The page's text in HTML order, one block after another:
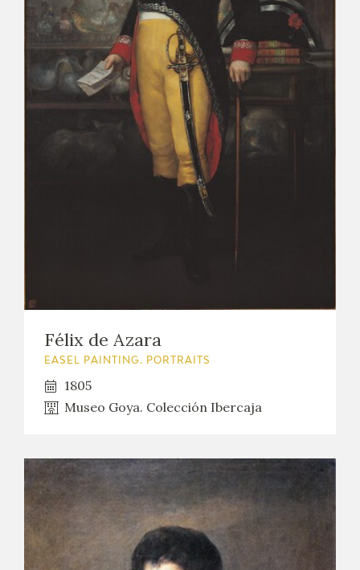
Félix de Azara
EASEL PAINTING. PORTRAITS
1805
Museo Goya. Colección Ibercaja